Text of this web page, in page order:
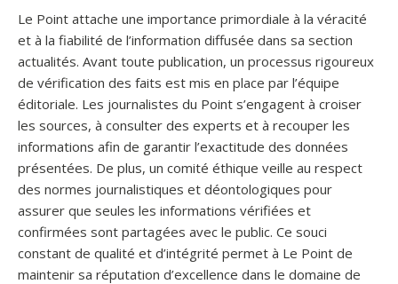
Le Point attache une importance primordiale à la véracité
et à la fiabilité de l’information diffusée dans sa section
actualités. Avant toute publication, un processus rigoureux
de vérification des faits est mis en place par l’équipe
éditoriale. Les journalistes du Point s’engagent à croiser
les sources, à consulter des experts et à recouper les
informations afin de garantir l’exactitude des données
présentées. De plus, un comité éthique veille au respect
des normes journalistiques et déontologiques pour
assurer que seules les informations vérifiées et
confirmées sont partagées avec le public. Ce souci
constant de qualité et d’intégrité permet à Le Point de
maintenir sa réputation d’excellence dans le domaine de